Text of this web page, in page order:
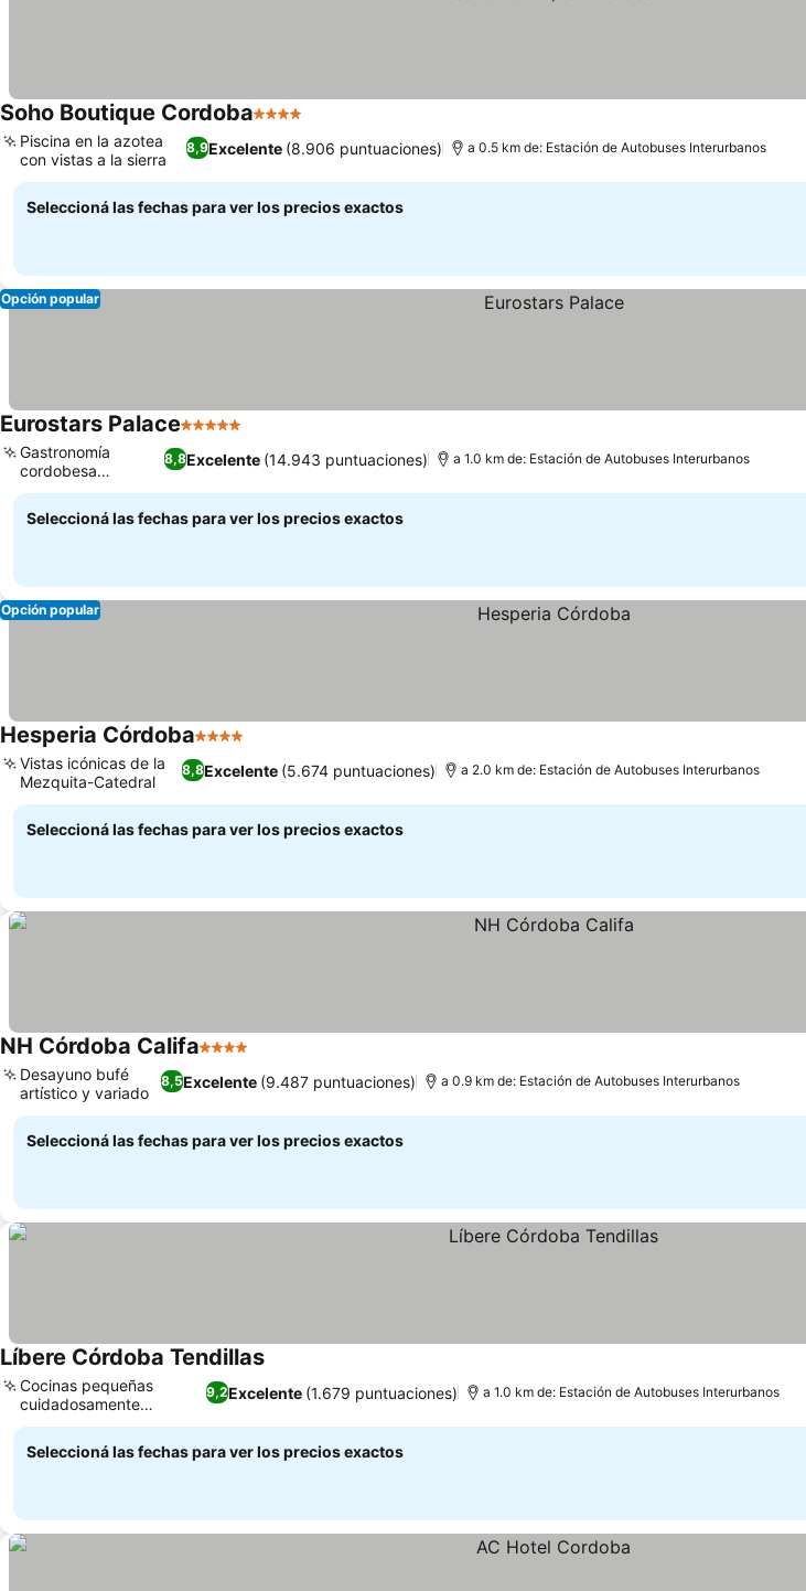
Soho Boutique Cordoba4 Estrellas
8,9Excelente (8.906 puntuaciones)
Piscina en la azotea
con vistas a la sierra
a 0.5 km de: Estación de Autobuses Interurbanos
Seleccioná las fechas para ver los precios exactos
Opción popular
Eurostars Palace5 Estrellas
8,8Excelente (14.943 puntuaciones)
Gastronomía
cordobesa
tradicional
a 1.0 km de: Estación de Autobuses Interurbanos
Seleccioná las fechas para ver los precios exactos
Opción popular
Hesperia Córdoba4 Estrellas
8,8Excelente (5.674 puntuaciones)
Vistas icónicas de la
Mezquita-Catedral
a 2.0 km de: Estación de Autobuses Interurbanos
Seleccioná las fechas para ver los precios exactos
NH Córdoba Califa4 Estrellas
8,5Excelente (9.487 puntuaciones)
Desayuno bufé
artístico y variado
a 0.9 km de: Estación de Autobuses Interurbanos
Seleccioná las fechas para ver los precios exactos
Líbere Córdoba TendillasVer precios
9,2Excelente (1.679 puntuaciones)
Cocinas pequeñas
cuidadosamente
equipadas
a 1.0 km de: Estación de Autobuses Interurbanos
Seleccioná las fechas para ver los precios exactos